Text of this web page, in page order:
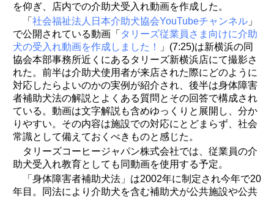
を仰ぎ、店内での介助犬受入れ動画を作成した。
「 社会福祉法人日本介助犬協会YouTubeチャンネル 」
で公開されている動画「 タリーズ従業員さま向けに介助
犬の受入れ動画を作成しました！
」(7:25)は新横浜の同
協会本部事務所近くにあるタリーズ新横浜店にて撮影さ
れた。前半は介助犬使用者が来店された際にどのように
対応したらよいのかの実例が紹介され、後半は身体障害
者補助犬法の解説とよくある質問とその回答で構成され
ている。動画は文字解説も含めゆっくりと展開し、分か
りやすい。その内容は施設での対応にとどまらず、社会
常識として備えておくべきものと感じた。
タリーズコーヒージャパン株式会社では、従業員の介
助犬受入れ教育としても同動画を使用する予定。
「身体障害者補助犬法」は2002年に制定され今年で20
年目。同法により介助犬を含む補助犬が公共施設や公共